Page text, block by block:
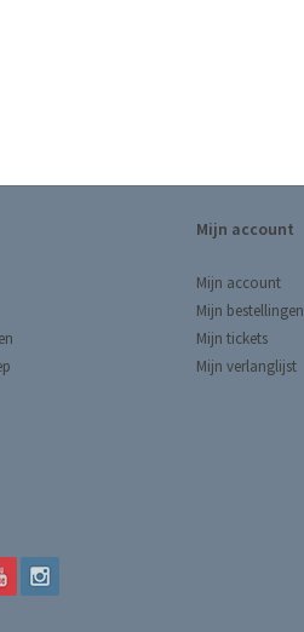
Mijn account
Mijn account
Mijn bestellingen
Mijn tickets
Mijn verlanglijst